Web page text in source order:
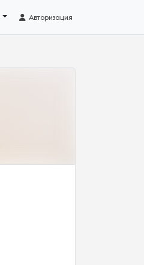
Авторизация